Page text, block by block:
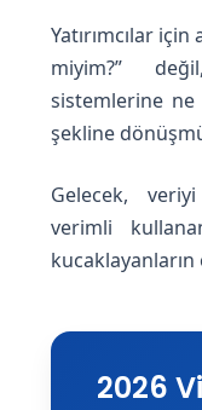
Yatırımcılar
miyim?”
sistemlerine ne
şekline
Gelecek,
verimli
kucaklayanların
2026